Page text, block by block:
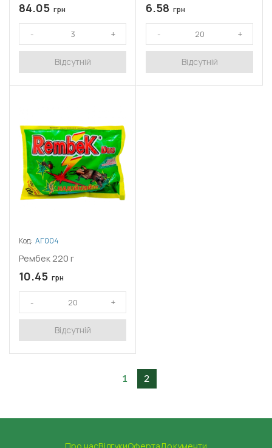
84.05 грн
Відсутній
6.58 грн
Відсутній
Код: АГ004
Рембек 220 г
10.45 грн
Відсутній
1 2